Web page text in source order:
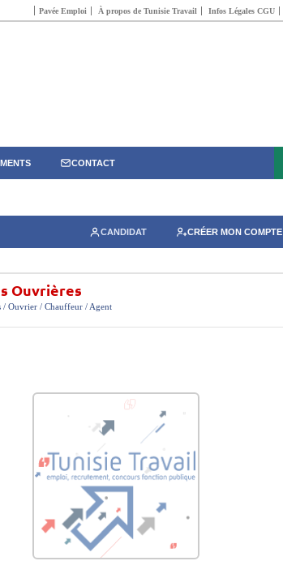
Pavée Emploi À propos de Tunisie Travail Infos Légales CGU
CONTACT
CANDIDAT CRÉER MON COMPTE
Ouvrières
/ Ouvrier / Chauffeur / Agent